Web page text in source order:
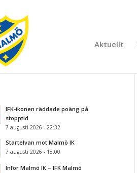
Aktuellt
IFK-ikonen räddade poäng på
stopptid
7 augusti 2026 - 22:32
Startelvan mot Malmö IK
7 augusti 2026 - 18:00
Inför Malmö IK – IFK Malmö